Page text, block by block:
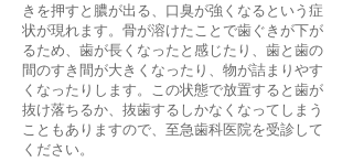
きを押すと膿が出る、口臭が強くなるという症
状が現れます。骨が溶けたことで歯ぐきが下が
るため、歯が長くなったと感じたり、歯と歯の
間のすき間が大きくなったり、物が詰まりやす
くなったりします。この状態で放置すると歯が
抜け落ちるか、抜歯するしかなくなってしまう
こともありますので、至急歯科医院を受診して
ください。